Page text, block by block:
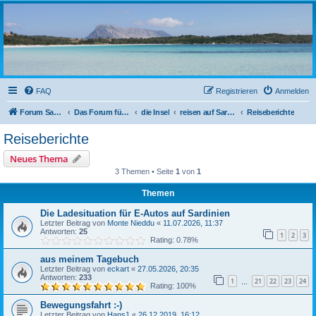
sardinien-forum.org
Das Forum der Freunde Sardiniens
FAQ Anmelden
Registrieren
Forum Sardinien Das Forum für die wahren Freunde Sardiniens.. die Insel reisen auf Sardinien Reiseberichte
Reiseberichte
Neues Thema
3 Themen • Seite 1 von 1
Themen
Die Ladesituation für E-Autos auf Sardinien
Letzter Beitrag von Monte Nieddu « 11.07.2026, 11:37
Antworten: 25 1 2 3
Rating: 0.78%
aus meinem Tagebuch
Letzter Beitrag von eckart « 27.05.2026, 20:35
Antworten: 233 1 21 22 23 24
Rating: 100%
Bewegungsfahrt :-)